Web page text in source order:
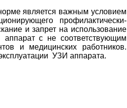
является важным условием
профилактически-
и запрет на использование
с не соответствующим
и медицинских работников.
УЗИ аппарата.